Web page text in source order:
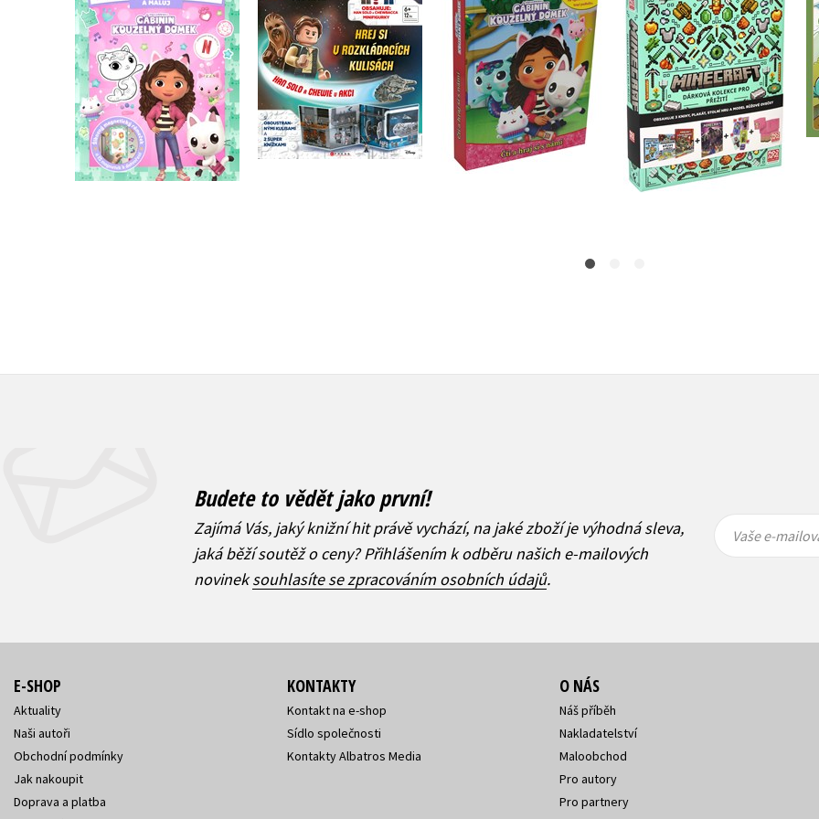
domek - Vybarvuj
magnetky
Kolektiv
Do košíku
Han Solo a Chewie v
akci
Kolektiv
Do košíku
námi
Kolektiv
kolekce pro přežití
Kolektiv
Do košíku
479 Kč
Budete to vědět jako první!
Zajímá Vás, jaký knižní hit právě vychází, na jaké zboží je výhodná sleva,
jaká běží soutěž o ceny? Přihlášením k odběru našich e-mailových
novineksouhlasíte se zpracováním osobních údajů.
mailová
mailová
Vaše e-
E-SHOP
Aktuality
Naši autoři
Obchodní podmínky
Jak nakoupit
Doprava a platba
KONTAKTY
Kontakt na e-shop
Sídlo společnosti
Kontakty Albatros Media
O NÁS
Náš příběh
Nakladatelství
Maloobchod
Pro autory
Pro partnery